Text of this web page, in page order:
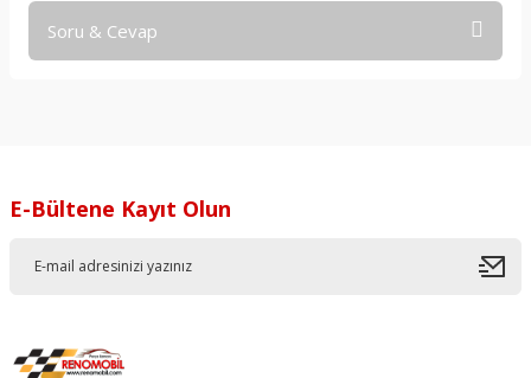
Soru & Cevap
E-Bültene Kayıt Olun